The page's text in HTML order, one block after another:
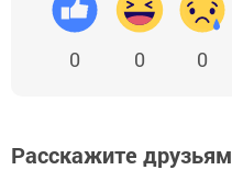
0 0 0
Расскажите друзьям